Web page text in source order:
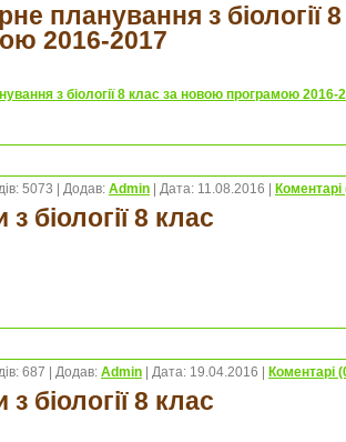
планування з біології
2016-2017
з біології 8 клас за новою програмою 2016-
5073 Додав: Admin Дата: 11.08.2016 Коментарі
з біології 8 клас
687 Додав: Admin Дата: 19.04.2016 Коментарі
з біології 8 клас